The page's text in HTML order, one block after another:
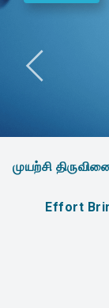
முயற்சி
Effort